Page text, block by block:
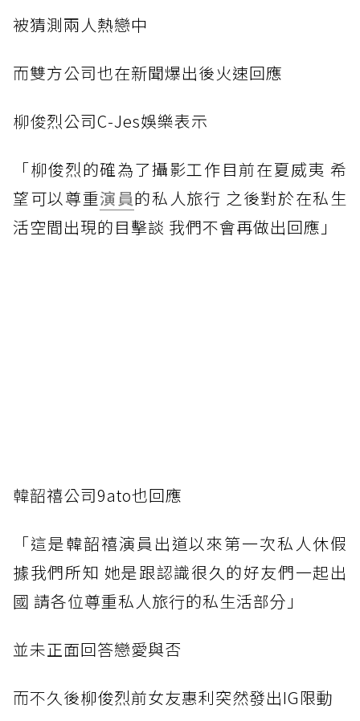
被猜測兩人熱戀中
而雙方公司也在新聞爆出後火速回應
柳俊烈公司C-Jes娛樂表示
「柳俊烈的確為了攝影工作目前在夏威夷 希
望可以尊重演員的私人旅行 之後對於在私生
活空間出現的目擊談 我們不會再做出回應」
韓韶禧公司9ato也回應
「這是韓韶禧演員出道以來第一次私人休假
據我們所知 她是跟認識很久的好友們一起出
國 請各位尊重私人旅行的私生活部分」
並未正面回答戀愛與否
而不久後柳俊烈前女友惠利突然發出IG限動